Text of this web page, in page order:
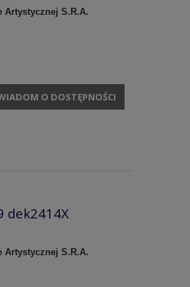
Artystycznej S.R.A.
O DOSTĘPNOŚCI
dek2414X
Artystycznej S.R.A.